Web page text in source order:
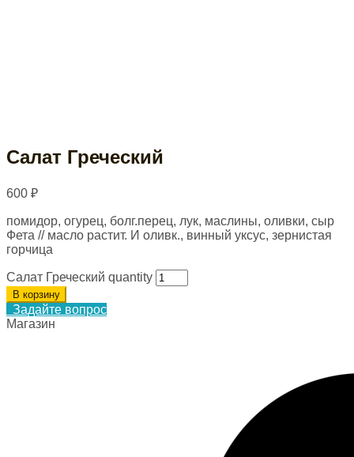
Салат Греческий
600 ₽
помидор, огурец, болг.перец, лук, маслины, оливки, сыр
Фета // масло растит. И оливк., винный уксус, зернистая
горчица
Салат Греческий quantity
В корзину
Задайте вопрос
Магазин